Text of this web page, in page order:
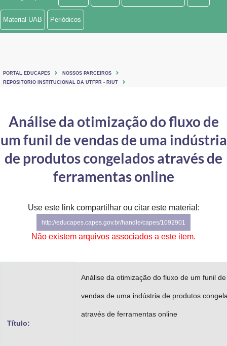
Ministério de Minas e Energia
Ministério do Turismo
Controladoria-Geral da União
Gabinete de Segurança Institucional
Advocacia-Geral da União
Material UAB Periódicos
PORTAL EDUCAPES
NOSSOS PARCEIROS
REPOSITORIO INSTITUCIONAL DA UTFPR - RIUT
Análise da otimização do fluxo de
um funil de vendas de uma indústria
de produtos congelados através de
ferramentas online
Use este link compartilhar ou citar este material:
http://educapes.capes.gov.br/handle/capes/1092901
Não existem arquivos associados a este item.
Título:
Análise da otimização do fluxo de um funil de
vendas de uma indústria de produtos
através de ferramentas online